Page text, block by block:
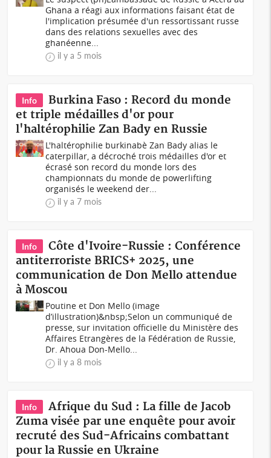
Ghana a réagi aux informations faisant état de
l'implication présumée d'un ressortissant russe
dans des relations sexuelles avec des
ghanéenne...
il y a 5 mois
Info
Burkina Faso : Record du monde
et triple médailles d'or pour
l'haltérophilie Zan Bady en Russie
L'haltérophilie burkinabè Zan Bady alias le
caterpillar, a décroché trois médailles d'or et
écrasé son record du monde lors des
championnats du monde de powerlifting
organisés le weekend der...
il y a 7 mois
Info
Côte d'Ivoire-Russie : Conférence
antiterroriste BRICS+ 2025, une
communication de Don Mello attendue
à Moscou
Poutine et Don Mello (image
d’illustration)&nbsp;Selon un communiqué de
presse, sur invitation officielle du Ministère des
Affaires Etrangères de la Fédération de Russie,
Dr. Ahoua Don-Mello...
il y a 8 mois
Info
Afrique du Sud : La fille de Jacob
Zuma visée par une enquête pour avoir
recruté des Sud-Africains combattant
pour la Russie en Ukraine